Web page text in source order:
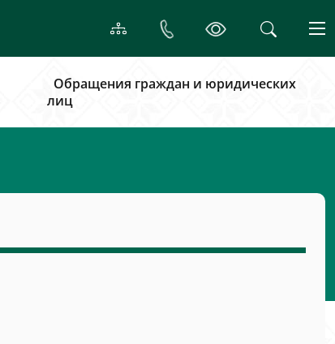
Обращения граждан и юридических
лиц